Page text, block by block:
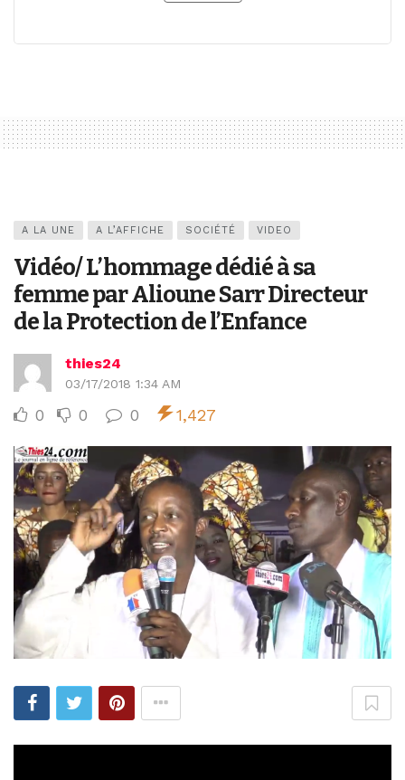
A LA UNE A L’AFFICHE SOCIÉTÉ VIDEO
Vidéo/ L’hommage dédié à sa
femme par Alioune Sarr Directeur
de la Protection de l’Enfance
thies24
03/17/2018 1:34 AM
0 0 0 1,427